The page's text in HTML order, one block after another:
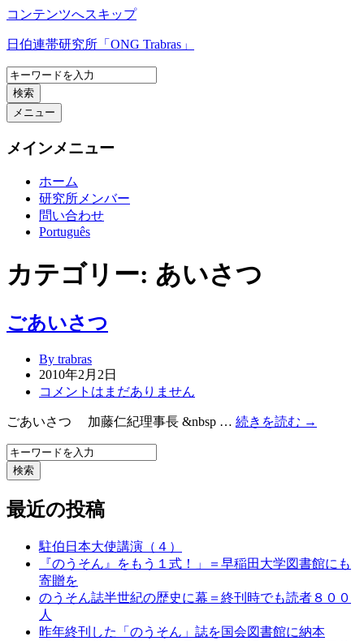
コンテンツへスキップ
日伯連帯研究所「ONG Trabras」
検索
メニュー
メインメニュー
ホーム
研究所メンバー
問い合わせ
Português
カテゴリー: あいさつ
ごあいさつ
By trabras
2010年2月2日
コメントはまだありません
ごあいさつ 加藤仁紀理事長 &nbsp … 続きを読む →
検索
最近の投稿
駐伯日本大使講演（４）
『のうそん』をもう１式！」＝早稲田大学図書館にも
寄贈を
のうそん誌半世紀の歴史に幕＝終刊時でも読者８００
人
昨年終刊した「のうそん」誌を国会図書館に納本